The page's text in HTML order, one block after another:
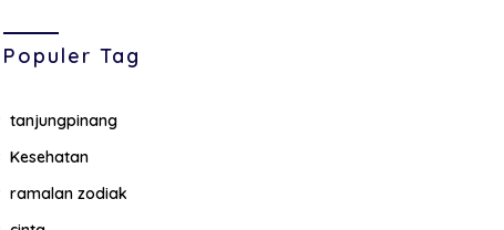
Populer Tag
tanjungpinang
Kesehatan
ramalan zodiak